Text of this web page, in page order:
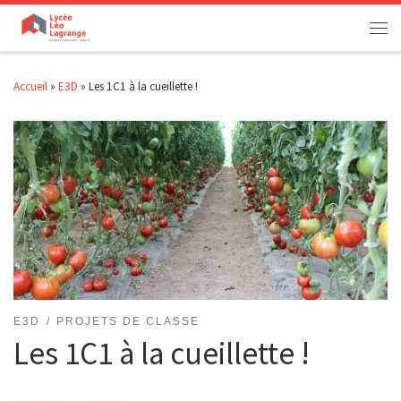
Passer au contenu
Accueil » E3D » Les 1C1 à la cueillette !
E3D PROJETS DE CLASSE
Les 1C1 à la cueillette !